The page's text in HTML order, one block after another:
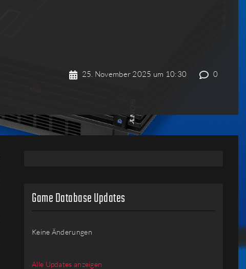
25. November 2025 um 10:30 0
Game Database Updates
Keine Änderungen
Alle Updates anzeigen